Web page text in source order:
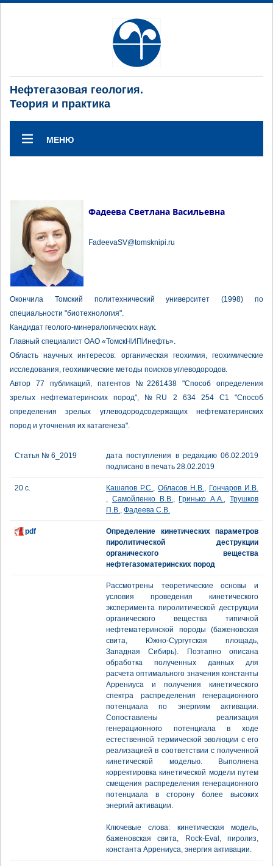
Нефтегазовая геология.
Теория и практика
МЕНЮ
Фадеева Светлана Васильевна
FadeevaSV@tomsknipi.ru
Окончила Томский политехнический университет (1998) по
специальности "биотехнология".
Кандидат геолого-минералогических наук.
Главный специалист ОАО «ТомскНИПИнефть».
Область научных интересов: органическая геохимия, геохимические
исследования, геохимические методы поисков углеводородов.
Автор 77 публикаций, патентов №2261438 "Способ определения
зрелых нефтематеринских пород", №RU 2 634 254 C1 "Способ
определения зрелых углеводородсодержащих нефтематеринских
пород и уточнения их катагенеза".
Статья № 6_2019
дата поступления в редакцию 06.02.2019
подписано в печать 28.02.2019
20 с. Кашапов Р.С., Обласов Н.В., Гончаров И.В.
, Самойленко В.В., Гринько А.А.,Трушков
П.В., Фадеева С.В.
pdf
Определение кинетических параметров
пиролитической деструкции
органического вещества
нефтегазоматеринских пород
Рассмотрены теоретические основы и
условия проведения кинетического
эксперимента пиролитической деструкции
органического вещества типичной
нефтематеринской породы (баженовская
свита, Южно-Сургутская площадь,
Западная Сибирь). Поэтапно описана
обработка полученных данных для
расчета оптимального значения константы
Аррениуса и получения кинетического
спектра распределения генерационного
потенциала по энергиям активации.
Сопоставлены реализация
генерационного потенциала в ходе
естественной термической эволюции с его
реализацией в соответствии с полученной
кинетической моделью. Выполнена
корректировка кинетической модели путем
смещения распределения генерационного
потенциала в сторону более высоких
энергий активации.
Ключевые слова: кинетическая модель,
баженовская свита, Rock-Eval, пиролиз,
константа Аррениуса, энергия активации.